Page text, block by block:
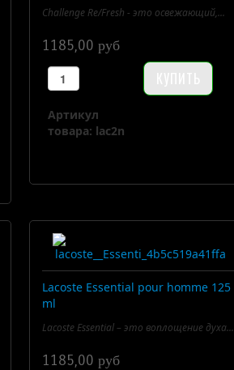
Challenge Re/Fresh - это освежающий,...
1185,00 руб
Артикул
товара: lac2n
Lacoste Essential pour homme 125
ml
Lacoste Essential – это воплощение духа...
1185,00 руб